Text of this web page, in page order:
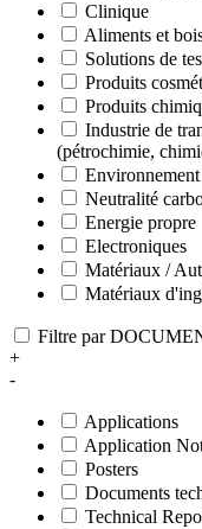
Clinique
Aliments et
Solutions de
Produits
Produits
Industrie de
(pétrochimie,
Environnement
Neutralité
Energie propre
Electroniques
Matériaux /
Matériaux
Filtre par
+
-
Applications
Application
Posters
Documents
Technical